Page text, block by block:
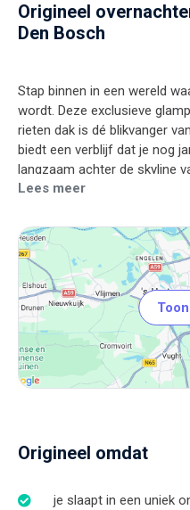
Origineel
Den Bosch
Stap binnen in een wereld
wordt. Deze exclusieve
rieten dak is dé blikvanger
biedt een verblijf dat je nog
langzaam achter de skyline
je eigen terrasje van de
warm, houten interieur met
aanvoelen als een
straatjes van de stad
campingbar geniet, deze
Lees meer
Origineel omdat
je slaapt in een uniek